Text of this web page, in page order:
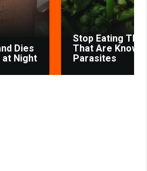
Dies
at Night
Stop Eating
That Are Known
Parasites